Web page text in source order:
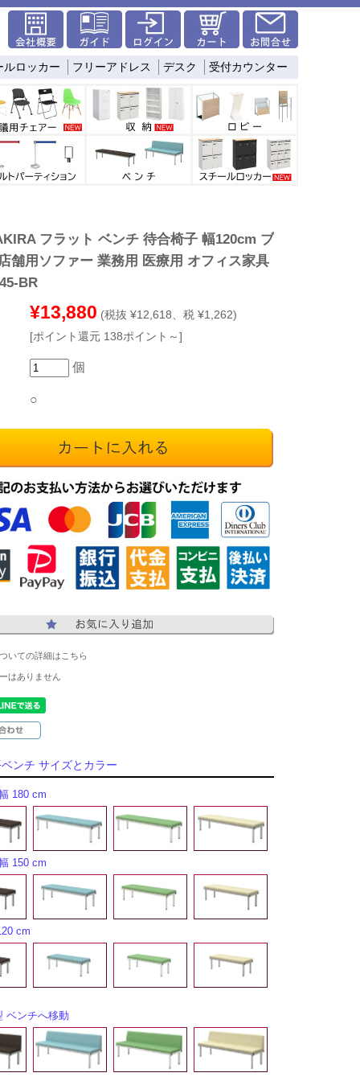
ルロッカー フリーアドレス デスク 受付カウンター
フラット ベンチ 待合椅子 幅120cm ブ
舗用ソファー 業務用 医療用 オフィス家具
BR
¥13,880 (税抜 ¥12,618、税 ¥1,262)
[ポイント還元 138ポイント～]
個
○
いての詳細はこちら
はありません
ンチ サイズとカラー
180 cm
150 cm
cm
ベンチへ移動